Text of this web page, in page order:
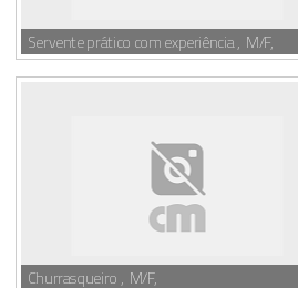
Servente prático com experiência , M/F,
Churrasqueiro , M/F,